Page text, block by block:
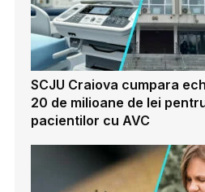
SCJU Craiova cumpara
20 de milioane de lei
pacientilor cu AVC